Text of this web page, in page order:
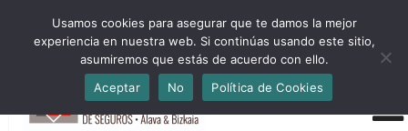
HORARIO INVIERNO Lun-Jue 09:00-16:30 Vier 9:00-14:00
administracion@cmsab.eus 94.442.43.43 Móvil y Whatsapp
688.889.170
Usamos cookies para asegurar que te damos la mejor
experiencia en nuestra web. Si continúas usando este sitio,
asumiremos que estás de acuerdo con ello.
Aceptar
No Política de Cookies